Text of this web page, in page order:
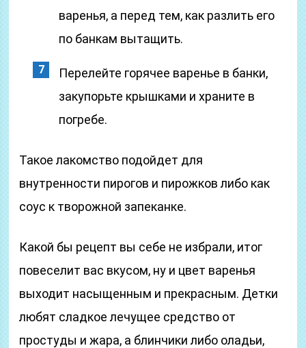
варенья, а перед тем, как разлить его
по банкам вытащить.
Перелейте горячее варенье в банки,
закупорьте крышками и храните в
погребе.
Такое лакомство подойдет для
внутренности пирогов и пирожков либо как
соус к творожной запеканке.
Какой бы рецепт вы себе не избрали, итог
повеселит вас вкусом, ну и цвет варенья
выходит насыщенным и прекрасным. Детки
любят сладкое лечущее средство от
простуды и жара, а блинчики либо оладьи,